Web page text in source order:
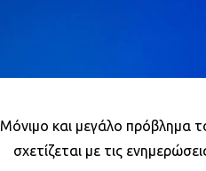
Μόνιμο και μεγάλο πρόβλημα
σχετίζεται με τις